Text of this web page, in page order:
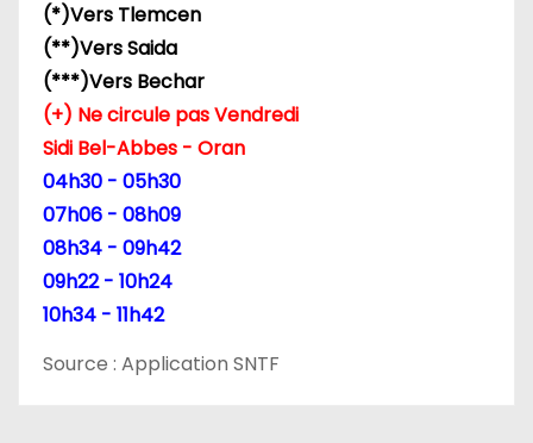
(*)Vers Tlemcen
(**)Vers Saida
(***)Vers Bechar
(+) Ne circule pas Vendredi
Sidi Bel-Abbes - Oran
04h30 - 05h30
07h06 - 08h09
08h34 - 09h42
09h22 - 10h24
10h34 - 11h42
Source : Application SNTF